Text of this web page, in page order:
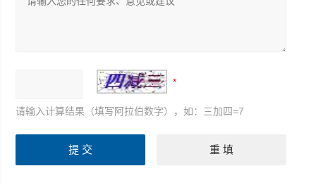
请输入计算结果（填写阿拉伯数字），如：三加四=7